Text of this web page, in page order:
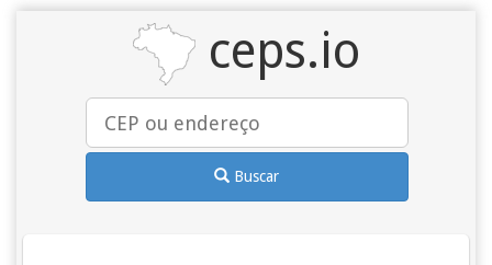
ceps.io
Buscar